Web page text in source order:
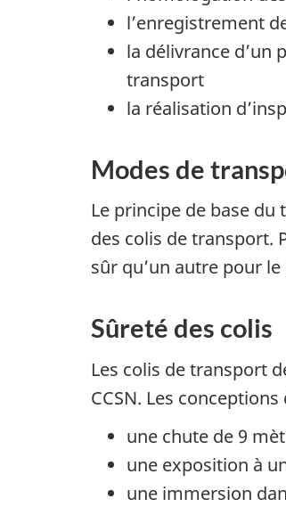
l’enregistrement
la délivrance d’un
transport
la réalisation
Modes de
Le principe de base
des colis de transport.
sûr qu’un autre pour
Sûreté des colis
Les colis de transport
CCSN. Les
une chute de 9
une exposition à
une immersion